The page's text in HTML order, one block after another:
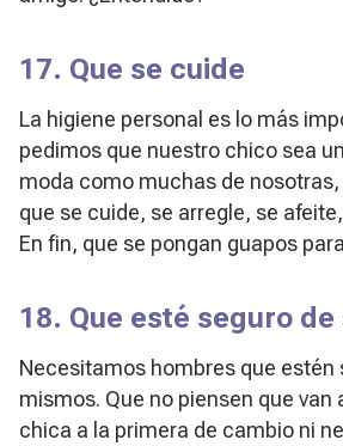
17. Que se cuide
La higiene personal es lo más
pedimos que nuestro chico sea
moda como muchas de
que se cuide, se arregle, se
En fin, que se pongan guapos
18. Que esté seguro
Necesitamos hombres que estén
mismos. Que no piensen que van
chica a la primera de cambio ni